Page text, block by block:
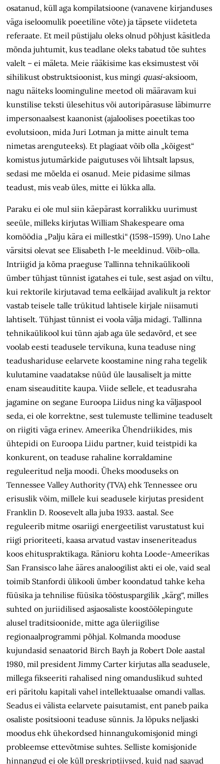
osatanud, küll aga kompilatsioone (vanavene kirjanduses
väga iseloomulik poeetiline võte) ja täpsete viideteta
referaate. Et meil püstijalu oleks olnud põhjust käsitleda
mõnda juhtumit, kus teadlane oleks tabatud tõe suhtes
valelt – ei mäleta. Meie rääkisime kas eksimustest või
sihilikust obstruktsioonist, kus mingi quasi-aksioom,
nagu näiteks loominguline meetod oli määravam kui
kunstilise teksti ülesehitus või autoripärasuse läbimurre
impersonaalsest kaanonist (ajaloolises poeetikas too
evolutsioon, mida Juri Lotman ja mitte ainult tema
nimetas arenguteeks). Et plagiaat võib olla „kõigest“
komistus jutumärkide paigutuses või lihtsalt lapsus,
sedasi me mõelda ei osanud. Meie pidasime silmas
teadust, mis veab üles, mitte ei lükka alla.
Paraku ei ole mul siin käepärast korralikku uurimust
seeüle, milleks kirjutas William Shakespeare oma
komöödia „Palju kära ei millestki“ (1598–1599). Uno Lahe
värsitsi olevat see Elisabeth I-le meeldinud. Võib-olla.
Intriigid ja kõma praeguse Tallinna tehnikaülikooli
ümber tühjast tünnist igatahes ei tule, sest asjad on viltu,
kui rektorile kirjutavad tema eelkäijad avalikult ja rektor
vastab teisele talle trükitud lahtisele kirjale niisamuti
lahtiselt. Tühjast tünnist ei voola välja midagi. Tallinna
tehnikaülikool kui tünn ajab aga üle sedavõrd, et see
voolab eesti teadusele tervikuna, kuna teaduse ning
teadushariduse eelarvete koostamine ning raha tegelik
kulutamine vaadatakse nüüd üle lausaliselt ja mitte
enam siseauditite kaupa. Viide sellele, et teadusraha
jagamine on segane Euroopa Liidus ning ka väljaspool
seda, ei ole korrektne, sest tulemuste tellimine teaduselt
on riigiti väga erinev. Ameerika Ühendriikides, mis
ühtepidi on Euroopa Liidu partner, kuid teistpidi ka
konkurent, on teaduse rahaline korraldamine
reguleeritud nelja moodi. Üheks mooduseks on
Tennessee Valley Authority (TVA) ehk Tennessee oru
erisuslik võim, millele kui seadusele kirjutas president
Franklin D. Roosevelt alla juba 1933. aastal. See
reguleerib mitme osariigi energeetilist varustatust kui
riigi prioriteeti, kaasa arvatud vastav inseneriteadus
koos ehituspraktikaga. Ränioru kohta Loode-Ameerikas
San Fransisco lahe ääres analoogilist akti ei ole, vaid seal
toimib Stanfordi ülikooli ümber koondatud tahke keha
füüsika ja tehnilise füüsika tööstuspargilik „kärg“, milles
suhted on juriidilised asjaosaliste koostöölepingute
alusel traditsioonide, mitte aga üleriigilise
regionaalprogrammi põhjal. Kolmanda mooduse
kujundasid senaatorid Birch Bayh ja Robert Dole aastal
1980, mil president Jimmy Carter kirjutas alla seadusele,
millega fikseeriti rahalised ning omanduslikud suhted
eri päritolu kapitali vahel intellektuaalse omandi vallas.
Seadus ei välista eelarvete paisutamist, ent paneb paika
osaliste positsiooni teaduse sünnis. Ja lõpuks neljaski
moodus ehk ühekordsed hinnangukomisjonid mingi
probleemse ettevõtmise suhtes. Selliste komisjonide
hinnangud ei ole küll preskriptiivsed, kuid nad saavad